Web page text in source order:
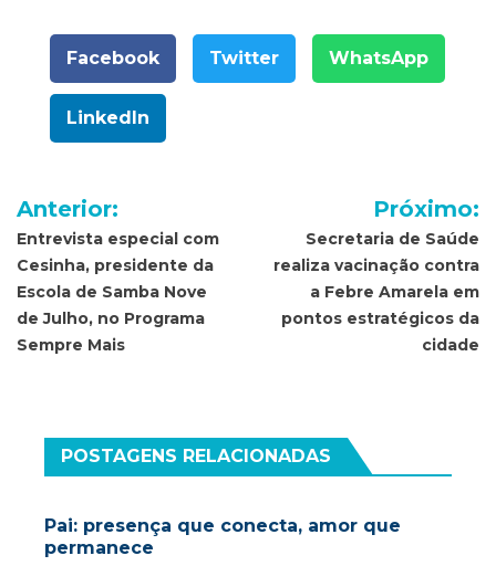
Facebook Twitter WhatsApp
LinkedIn
Navegação
de
Post
Anterior:
Entrevista especial com
Cesinha, presidente da
Escola de Samba Nove
de Julho, no Programa
Sempre Mais
Próximo:
Secretaria de Saúde
realiza vacinação contra
a Febre Amarela em
pontos estratégicos da
cidade
POSTAGENS RELACIONADAS
Pai: presença que conecta, amor que
permanece